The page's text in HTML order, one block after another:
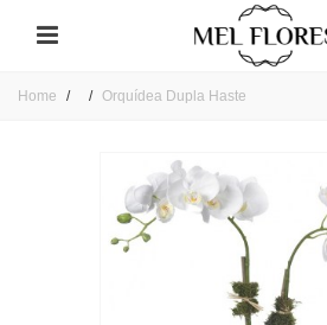
Home Orquídea Dupla Haste